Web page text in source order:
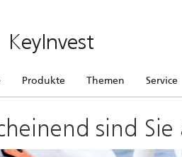
KeyInvest
Produkte Themen Service
sind